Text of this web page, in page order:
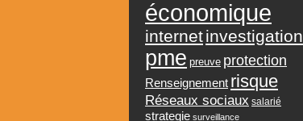
économique
internetinvestigation
pme preuve protection
Renseignement risque
Réseaux sociaux salarié
strategie surveillance